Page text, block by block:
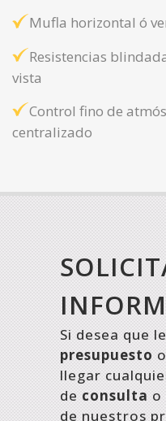
Mufla horizontal ó
Resistencias
vista
Control fino de
centralizado
Si desea que
presupuesto
llegar
de consulta o
de nuestros